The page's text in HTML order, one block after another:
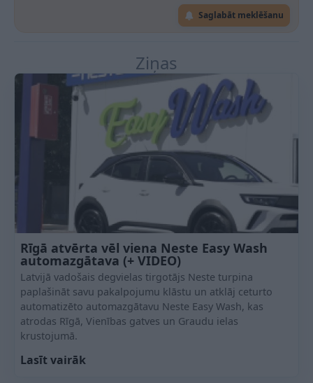
Saglabāt meklēšanu
Ziņas
Rīgā atvērta vēl viena Neste Easy Wash
automazgātava (+ VIDEO)
Latvijā vadošais degvielas tirgotājs Neste turpina
paplašināt savu pakalpojumu klāstu un atklāj ceturto
automatizēto automazgātavu Neste Easy Wash, kas
atrodas Rīgā, Vienības gatves un Graudu ielas
krustojumā.
Lasīt vairāk